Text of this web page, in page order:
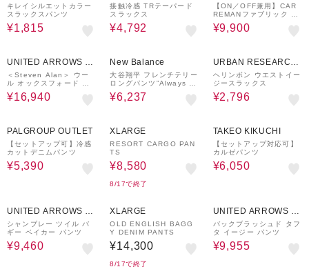
ware house
キレイシルエットカラー
スラックスパンツ
¥1,815
ware house
接触冷感 TRテーパード
スラックス
¥4,792
【ON／OFF兼用】CAR
REMANファブリック ス
リムイージー スラックス
¥9,900
UNITED ARROWS O
UTLET
＜Steven Alan＞ ウー
ル オックスフォード イ
ン ツープリーツ ドレス
トラウザーズ
¥16,940
New Balance
大谷翔平 フレンチテリー
ロングパンツ”Always on
Logo￥"
¥6,237
URBAN RESEARCH
ware house
ヘリンボン ウエストイー
ジースラックス
¥2,796
PALGROUP OUTLET
【セットアップ可】冷感
カットデニムパンツ
¥5,390
XLARGE
RESORT CARGO PAN
TS
¥8,580
8/17で終了
TAKEO KIKUCHI
【セットアップ対応可】
カルゼパンツ
¥6,050
UNITED ARROWS O
UTLET
シャンブレー ツイル バ
ギー ベイカー パンツ
¥9,460
XLARGE
OLD ENGLISH BAGG
Y DENIM PANTS
¥14,300
8/17で終了
UNITED ARROWS O
UTLET
バックブラッシュド タフ
タ イージー パンツ
¥9,955